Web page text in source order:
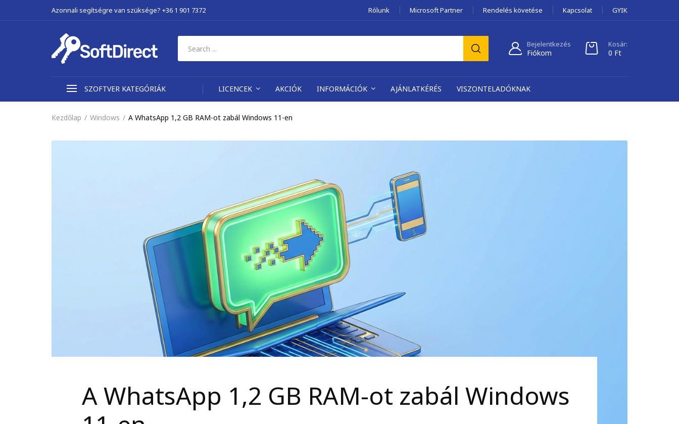
Azonnali segítségre van szüksége? +36 1 901 7372 Rólunk Microsoft Partner Rendelés követése Kapcsolat GYIK
Bejelentkezés
Fiókom
Kosár:
0 Ft
SZOFTVER KATEGÓRIÁK LICENCEK AKCIÓK INFORMÁCIÓK AJÁNLATKÉRÉS VISZONTELADÓKNAK
Kezdőlap Windows A WhatsApp 1,2 GB RAM-ot zabál Windows 11-en
A WhatsApp 1,2 GB RAM-ot zabál Windows